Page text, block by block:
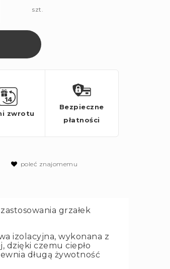
szt.
zwrotu
Bezpieczne
płatności
poleć znajomemu
grzałek
izolacyjna, wykonana z
dzięki czemu ciepło
długą żywotność